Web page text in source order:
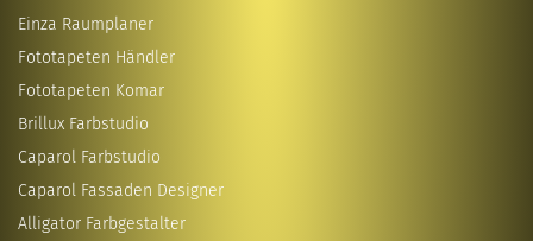
Einza Raumplaner
Fototapeten Händler
Fototapeten Komar
Brillux Farbstudio
Caparol Farbstudio
Caparol Fassaden Designer
Alligator Farbgestalter